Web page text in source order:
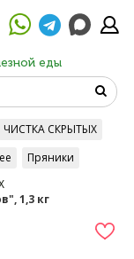
еды
ЧИСТКА СКРЫТЫХ
Пряники
1,3 кг